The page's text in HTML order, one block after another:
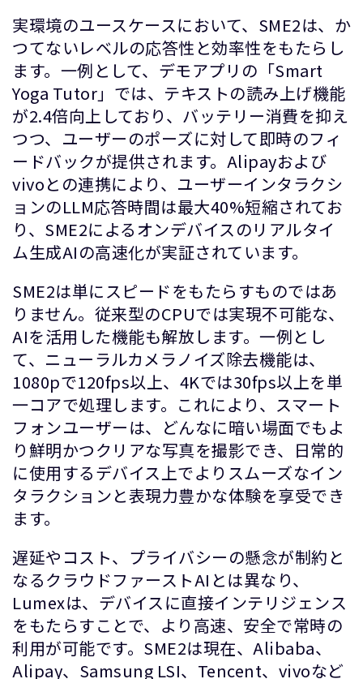
実環境のユースケースにおいて、SME2は、か
つてないレベルの応答性と効率性をもたらし
ます。一例として、デモアプリの「Smart
Yoga Tutor」では、テキストの読み上げ機能
が2.4倍向上しており、バッテリー消費を抑え
つつ、ユーザーのポーズに対して即時のフィ
ードバックが提供されます。Alipayおよび
vivoとの連携により、ユーザーインタラクシ
ョンのLLM応答時間は最大40%短縮されてお
り、SME2によるオンデバイスのリアルタイ
ム生成AIの高速化が実証されています。
SME2は単にスピードをもたらすものではあ
りません。従来型のCPUでは実現不可能な、
AIを活用した機能も解放します。一例とし
て、ニューラルカメラノイズ除去機能は、
1080pで120fps以上、4Kでは30fps以上を単
一コアで処理します。これにより、スマート
フォンユーザーは、どんなに暗い場面でもよ
り鮮明かつクリアな写真を撮影でき、日常的
に使用するデバイス上でよりスムーズなイン
タラクションと表現力豊かな体験を享受でき
ます。
遅延やコスト、プライバシーの懸念が制約と
なるクラウドファーストAIとは異なり、
Lumexは、デバイスに直接インテリジェンス
をもたらすことで、より高速、安全で常時の
利用が可能です。SME2は現在、Alibaba、
Alipay、Samsung LSI、Tencent、vivoなど